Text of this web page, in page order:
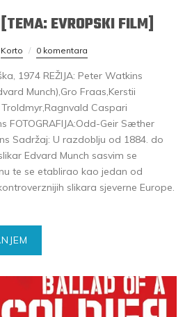
EVROPSKI FILM]
Korto 0 komentara
1974 REŽIJA: Peter Watkins
Munch),Gro Fraas,Kerstii
Caspari
FOTOGRAFIJA:Odd-Geir Sæther
Sadržaj: U razdoblju od 1884. do
Edvard Munch sasvim se
te se etablirao kao jedan od
slikara sjeverne Europe.